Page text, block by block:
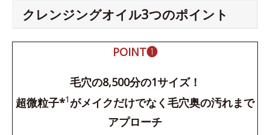
クレンジングオイル3つのポイント
POINT❶
毛穴の8,500分の1サイズ！
超微粒子*1 がメイクだけでなく毛穴奥の汚れまで
アプローチ